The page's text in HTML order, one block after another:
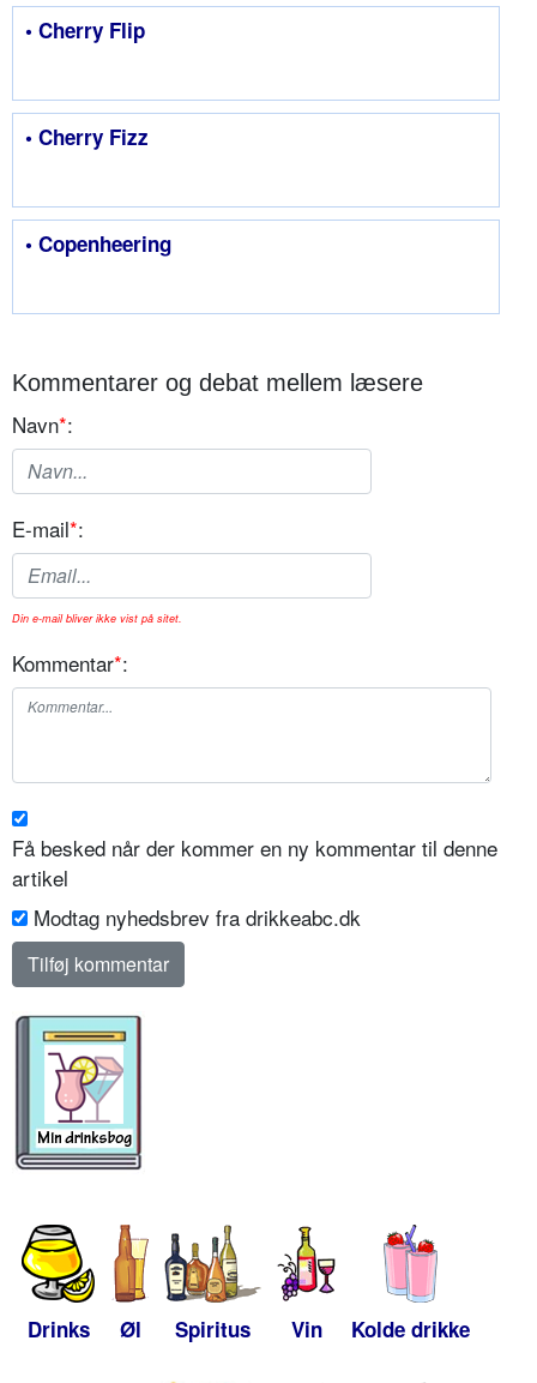
• Cherry Flip
• Cherry Fizz
• Copenheering
Kommentarer og debat mellem læsere
Navn*:
E-mail*:
Din e-mail bliver ikke vist på sitet.
Kommentar*:
Få besked når der kommer en ny kommentar til denne
artikel
Modtag nyhedsbrev fra drikkeabc.dk
Drinks Øl Spiritus Vin Kolde drikke